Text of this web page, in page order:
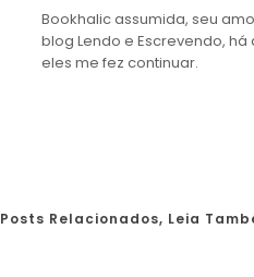
Bookhalic assumida, seu
blog Lendo e Escrevendo,
eles me fez continuar.
Posts Relacionados, Leia